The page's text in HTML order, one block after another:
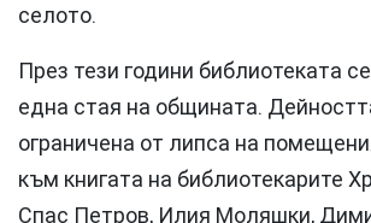
селото.
През тези години библиотеката
една стая на общината.
ограничена от липса на
към книгата на библиотекарите
Спас Петров, Илия Моляшки,